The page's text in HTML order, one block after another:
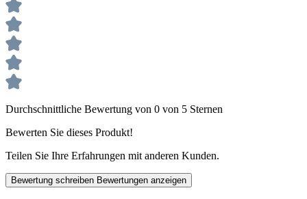
Durchschnittliche Bewertung von 0 von 5 Sternen
Bewerten Sie dieses Produkt!
Teilen Sie Ihre Erfahrungen mit anderen Kunden.
Bewertung schreiben Bewertungen anzeigen